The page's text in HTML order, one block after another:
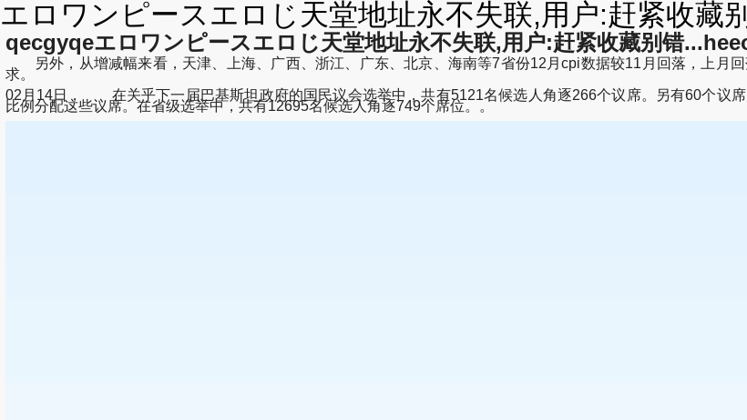
エロワンピースエロじ天堂地址永不失联,用户:赶紧收藏
qecgyqeエロワンピースエロじ天堂地址永不失联,用户:赶紧收藏别错
另外，从增减幅来看，天津、上海、广西、浙江、广东、北京、海南等7省份12月cpi数据较11月回落，上月
求。
02月14日， 在关乎下一届巴基斯坦政府的国民议会选举中，共有5121名候选人角逐266个议席。另有60个议
比例分配这些议席。在省级选举中，共有12695名候选人角逐749个席位。。